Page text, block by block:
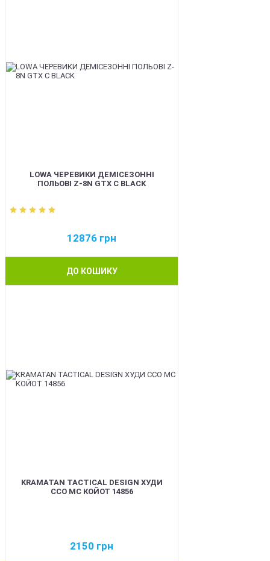
LOWA ЧЕРЕВИКИ ДЕМІСЕЗОННІ
ПОЛЬОВІ Z-8N GTX C BLACK
12876 грн
ДО КОШИКУ
KRAMATAN TACTICAL DESIGN ХУДИ
ССО МС КОЙОТ 14856
2150 грн